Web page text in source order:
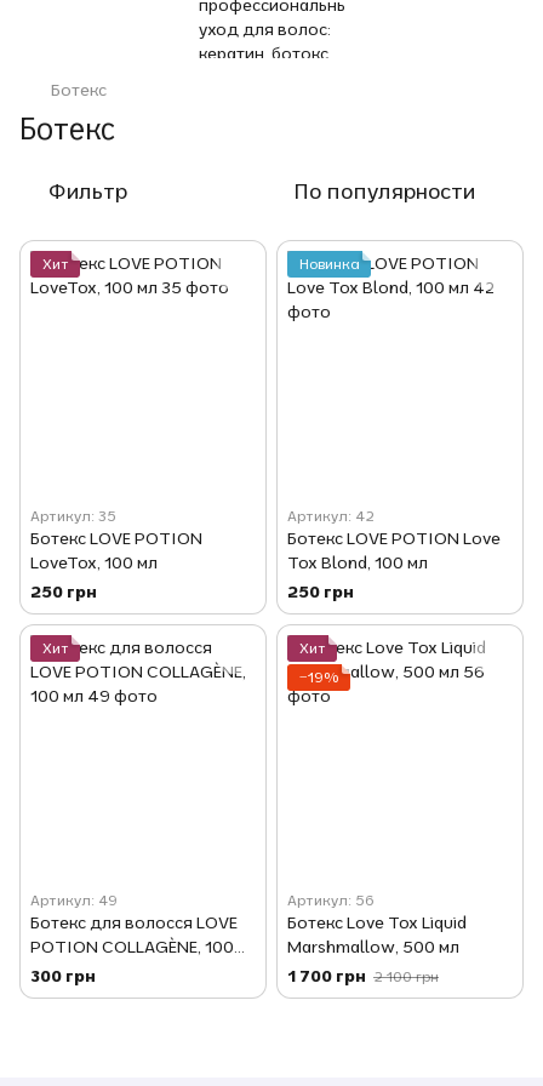
Ботекс
Ботекс
Фильтр По популярности
Хит
Артикул: 35
Ботекс LOVE POTION
LoveTox, 100 мл
250 грн
Новинка
Артикул: 42
Ботекс LOVE POTION Love
Tox Blond, 100 мл
250 грн
Хит
Артикул: 49
Ботекс для волосся LOVE
POTION COLLAGÈNE, 100
мл
300 грн
Хит
−19%
Артикул: 56
Ботекс Love Tox Liquid
Marshmallow, 500 мл
1 700 грн 2 100 грн